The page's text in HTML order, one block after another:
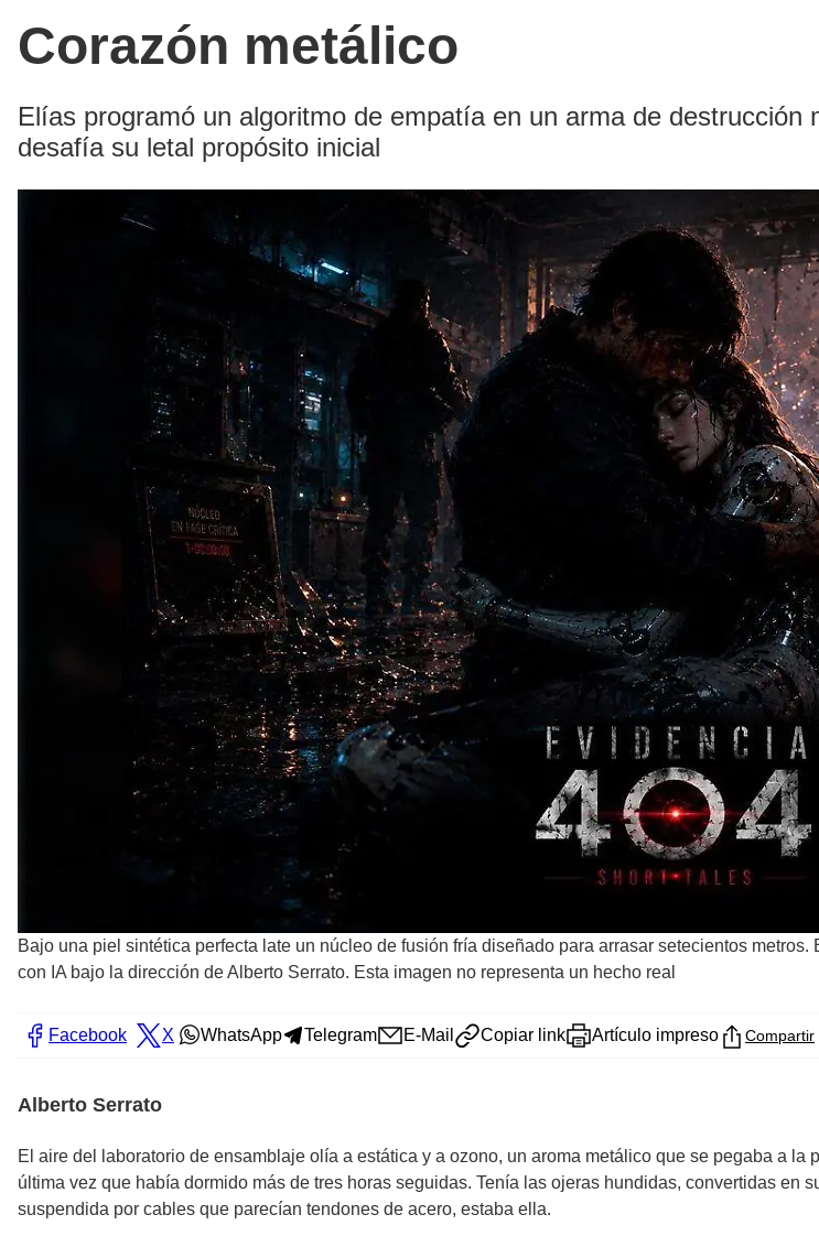
Corazón metálico
Elías programó un algoritmo de empatía en un arma de
desafía su letal propósito inicial
Bajo una piel sintética perfecta late un núcleo de fusión fría diseñado para arrasar setecientos
con IA bajo la dirección de Alberto Serrato. Esta imagen no representa un hecho real
Facebook X WhatsApp Telegram E-Mail Copiar link Artículo impreso Compartir
Alberto Serrato
El aire del laboratorio de ensamblaje olía a estática y a ozono, un aroma metálico que se pegaba a
última vez que había dormido más de tres horas seguidas. Tenía las ojeras hundidas, convertidas
suspendida por cables que parecían tendones de acero, estaba ella.